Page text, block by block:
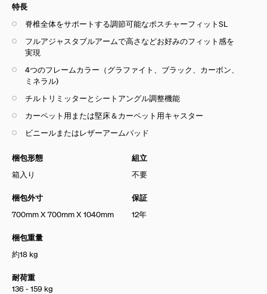
特長
脊椎全体をサポートする調節可能なポスチャーフィットSL
フルアジャスタブルアームで高さなどお好みのフィット感を
実現
4つのフレームカラー（グラファイト、ブラック、 カーボン、
ミネラル)
チルトリミッターとシートアングル調整機能
カーペット用または堅床＆カーペット用キャスター
ビニールまたはレザーアームパッド
梱包形態
箱入り
梱包外寸
700mm X 700mm X 1040mm
梱包重量
約18 kg
耐荷重
136 - 159 kg
組立
不要
保証
12年